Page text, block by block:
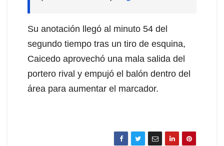
Su anotación llegó al minuto 54 del
segundo tiempo tras un tiro de esquina,
Caicedo aprovechó una mala salida del
portero rival y empujó el balón dentro del
área para aumentar el marcador.